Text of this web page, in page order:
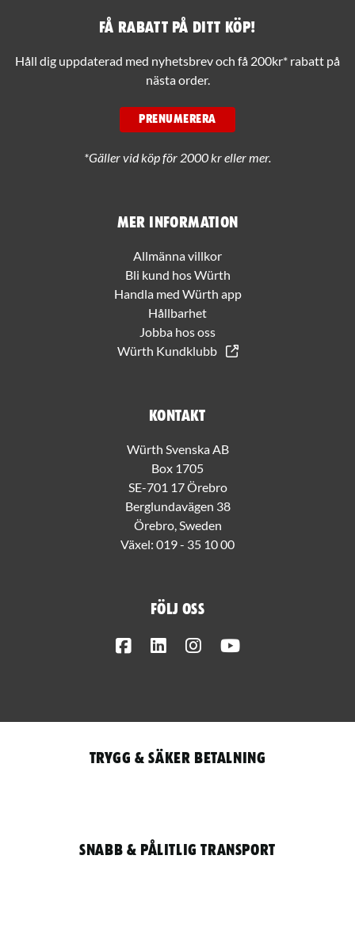
Mer information
Allmänna villkor
Bli kund hos Würth
Handla med Würth app
Hållbarhet
Jobba hos oss
Würth Kundklubb
Kontakt
Würth Svenska AB
Box 1705
SE-701 17 Örebro
Berglundavägen 38
Örebro, Sweden
Växel: 019 - 35 10 00
Följ oss
FacebookLinkedInInstagram
Få rabatt på ditt köp!
Håll dig uppdaterad med nyhetsbrev och få 200kr* rabatt på
nästa order.
PRENUMERERA
*Gäller vid köp för 2000 kr eller mer.
Trygg & säker betalning
Snabb & pålitlig transport